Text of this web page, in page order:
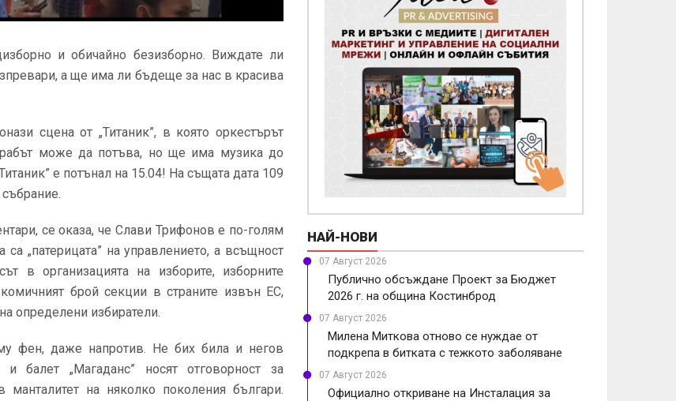
и обичайно безизборно. Виждате ли
а ще има ли бъдеще за нас в красива
сцена от „Титаник”, в която оркестърът
може да потъва, но ще има музика до
е потънал на 15.04! На същата дата 109
се оказа, че Слави Трифонов е по-голям
„патерицата” на управлението, а всъщност
в организацията на изборите, изборните
брой секции в страните извън ЕС,
определени избиратели.
фен, даже напротив. Не бих била и негов
балет „Магаданс” носят отговорност за
на няколко поколения българи.
НАЙ-НОВИ
07 Август 2026
Публично обсъждане Проект за Бюджет
2026 г. на община Костинброд
07 Август 2026
Милена Миткова отново се нуждае от
подкрепа в битката с тежкото заболяване
07 Август 2026
Официално откриване на Инсталация за